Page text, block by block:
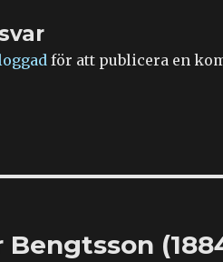
för att publicera en